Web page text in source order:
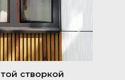
створкой